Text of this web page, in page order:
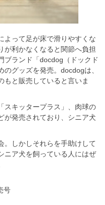
よって足が床で滑りやすくな
が利かなくなると関節へ負担
ブランド「docdog（ドックド
グッズを発売。docdogは、
もと販売していると言いま
スキッタープラス」、肉球の
が発売されており、シニア犬
。しかしそれらを手助けして
ニア犬を飼っている人にはぜ
号